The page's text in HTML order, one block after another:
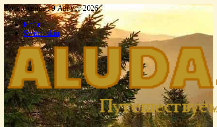
Воскресенье , 9 Август 2026
Войти
Switch skin